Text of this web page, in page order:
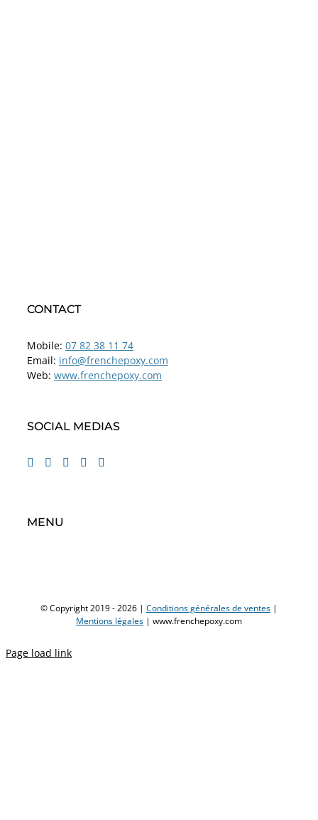
CONTACT
Mobile: 07 82 38 11 74
Email: info@frenchepoxy.com
Web: www.frenchepoxy.com
SOCIAL MEDIAS
MENU
© Copyright 2019 -2026 | Conditions générales de ventes |
Mentions légales | www.frenchepoxy.com
Page load link